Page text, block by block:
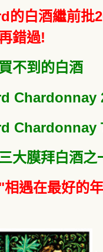
的白酒繼前批
錯過!
不到的白酒
Chardonnay
Chardonnay
大膜拜白酒之
相遇在最好的